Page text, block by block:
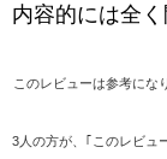
内容的には全く
このレビューは参考にな
3人の方が、｢このレビュ